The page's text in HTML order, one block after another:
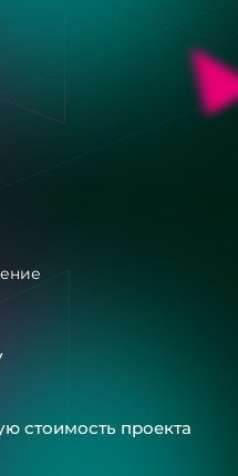
стоимость проекта